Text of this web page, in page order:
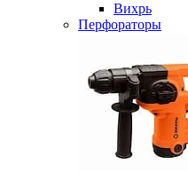
Вихрь
Перфораторы